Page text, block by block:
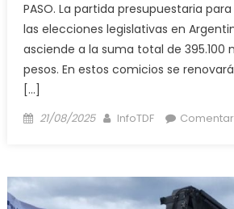
PASO. La partida presupuestaria
las elecciones legislativas en
asciende a la suma total de 395.100
pesos. En estos comicios se
[…]
Posted
21/08/2025 Author
InfoTDF